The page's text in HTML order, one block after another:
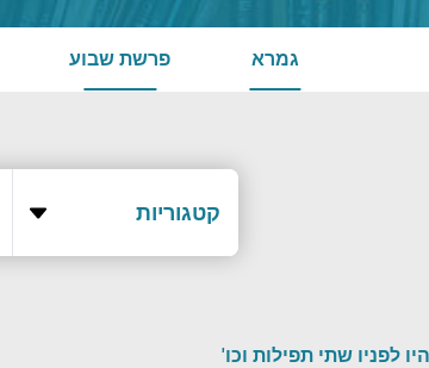
גמרא פרשת שבוע
קטגוריות
לפניו שתי תפילות וכו'